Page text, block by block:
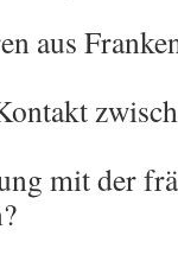
aus
mit der